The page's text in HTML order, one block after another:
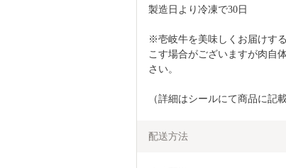
製造日より冷凍で30日
※壱岐牛を美味しくお届けす
こす場合がございますが肉自
さい。
（詳細はシールにて商品に記載
配送方法